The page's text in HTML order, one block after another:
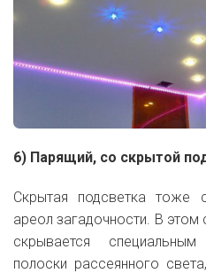
6) Парящий, со скрытой
Скрытая подсветка тоже
ареол загадочности. В этом
скрывается
полоски рассеянного